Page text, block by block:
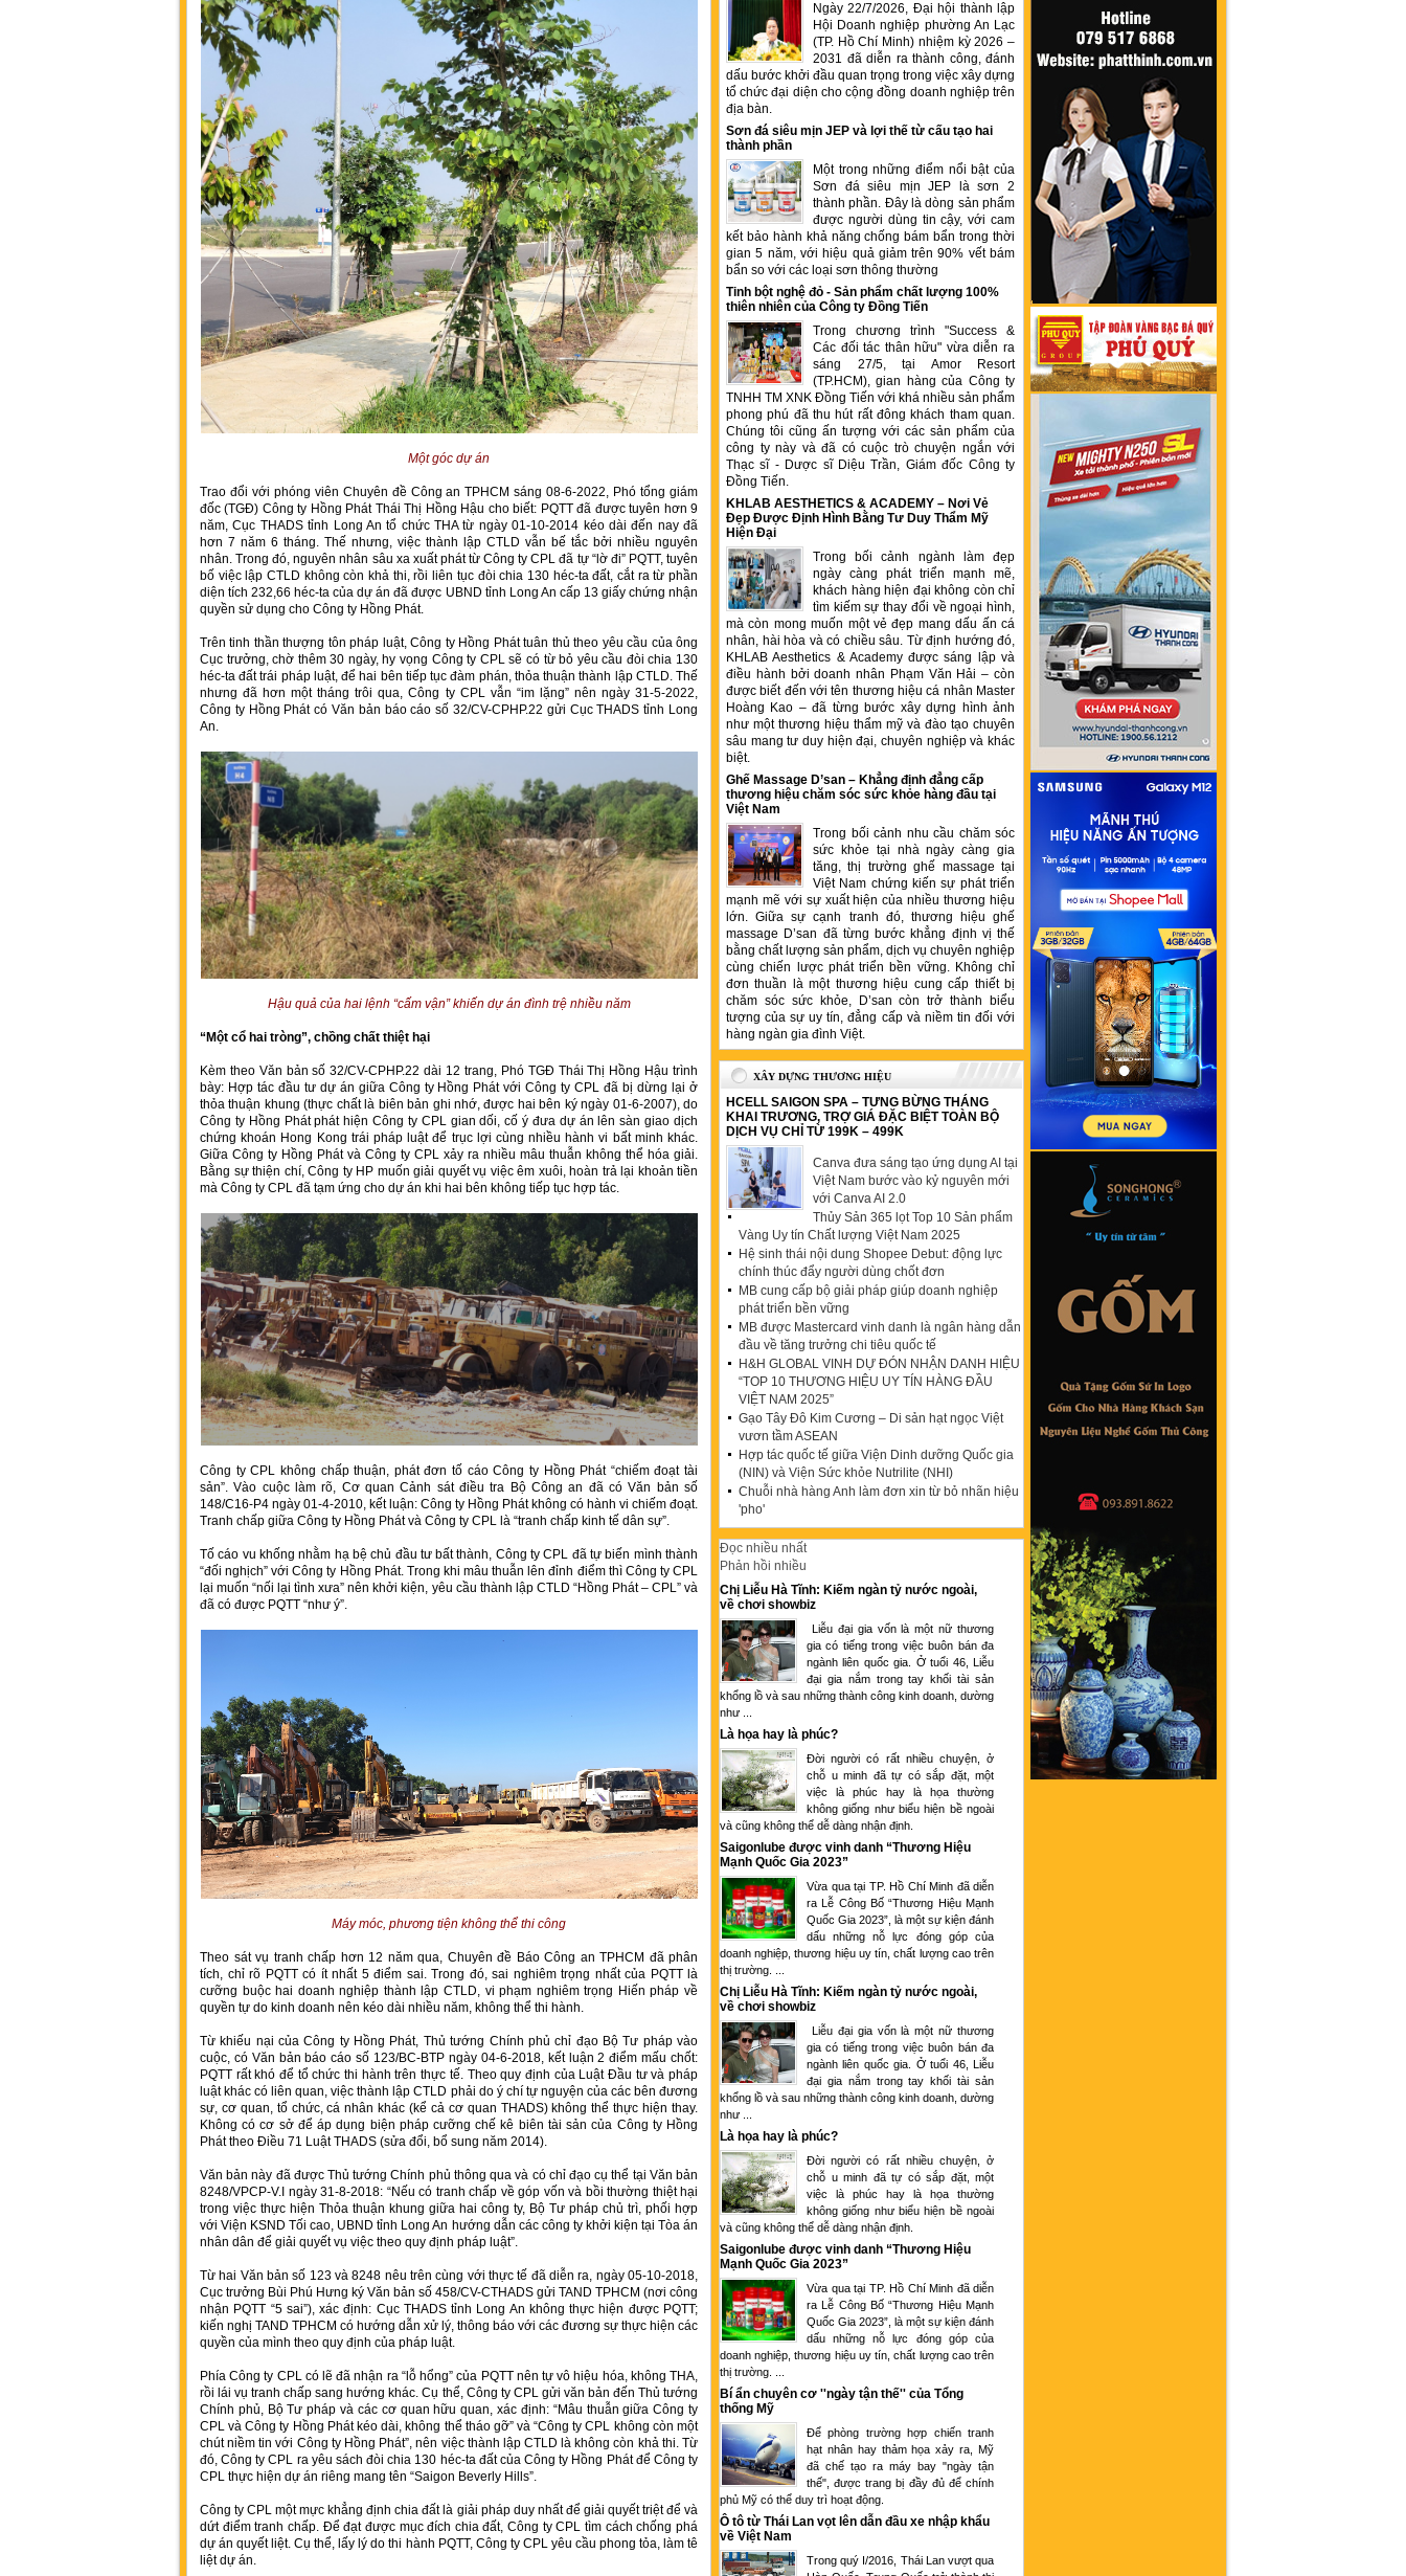
Một góc dự án
Trao đổi với phóng viên Chuyên đề Công an TPHCM sáng 08-6-2022, Phó tổng giám
đốc (TGĐ) Công ty Hồng Phát Thái Thị Hồng Hậu cho biết: PQTT đã được tuyên hơn 9
năm, Cục THADS tỉnh Long An tổ chức THA từ ngày 01-10-2014 kéo dài đến nay đã
hơn 7 năm 6 tháng. Thế nhưng, việc thành lập CTLD vẫn bế tắc bởi nhiều nguyên
nhân. Trong đó, nguyên nhân sâu xa xuất phát từ Công ty CPL đã tự “lờ đi” PQTT, tuyên
bố việc lập CTLD không còn khả thi, rồi liên tục đòi chia 130 héc-ta đất, cắt ra từ phần
diện tích 232,66 héc-ta của dự án đã được UBND tỉnh Long An cấp 13 giấy chứng nhận
quyền sử dụng cho Công ty Hồng Phát.
Trên tinh thần thượng tôn pháp luật, Công ty Hồng Phát tuân thủ theo yêu cầu của ông
Cục trưởng, chờ thêm 30 ngày, hy vọng Công ty CPL sẽ có từ bỏ yêu cầu đòi chia 130
héc-ta đất trái pháp luật, để hai bên tiếp tục đàm phán, thỏa thuận thành lập CTLD. Thế
nhưng đã hơn một tháng trôi qua, Công ty CPL vẫn “im lặng” nên ngày 31-5-2022,
Công ty Hồng Phát có Văn bản báo cáo số 32/CV-CPHP.22 gửi Cục THADS tỉnh Long
An.
Hậu quả của hai lệnh “cấm vận” khiến dự án đình trệ nhiều năm
“Một cổ hai tròng”, chồng chất thiệt hại
Kèm theo Văn bản số 32/CV-CPHP.22 dài 12 trang, Phó TGĐ Thái Thị Hồng Hậu trình
bày: Hợp tác đầu tư dự án giữa Công ty Hồng Phát với Công ty CPL đã bị dừng lại ở
thỏa thuận khung (thực chất là biên bản ghi nhớ, được hai bên ký ngày 01-6-2007), do
Công ty Hồng Phát phát hiện Công ty CPL gian dối, cố ý đưa dự án lên sàn giao dịch
chứng khoán Hong Kong trái pháp luật để trục lợi cùng nhiều hành vi bất minh khác.
Giữa Công ty Hồng Phát và Công ty CPL xảy ra nhiều mâu thuẫn không thể hóa giải.
Bằng sự thiện chí, Công ty HP muốn giải quyết vụ việc êm xuôi, hoàn trả lại khoản tiền
mà Công ty CPL đã tạm ứng cho dự án khi hai bên không tiếp tục hợp tác.
Công ty CPL không chấp thuận, phát đơn tố cáo Công ty Hồng Phát “chiếm đoạt tài
sản”. Vào cuộc làm rõ, Cơ quan Cảnh sát điều tra Bộ Công an đã có Văn bản số
148/C16-P4 ngày 01-4-2010, kết luận: Công ty Hồng Phát không có hành vi chiếm đoạt.
Tranh chấp giữa Công ty Hồng Phát và Công ty CPL là “tranh chấp kinh tế dân sự”.
Tố cáo vu khống nhằm hạ bệ chủ đầu tư bất thành, Công ty CPL đã tự biến mình thành
“đối nghịch” với Công ty Hồng Phát. Trong khi mâu thuẫn lên đỉnh điểm thì Công ty CPL
lại muốn “nối lại tình xưa” nên khởi kiện, yêu cầu thành lập CTLD “Hồng Phát – CPL” và
đã có được PQTT “như ý”.
Máy móc, phương tiện không thể thi công
Theo sát vụ tranh chấp hơn 12 năm qua, Chuyên đề Báo Công an TPHCM đã phân
tích, chỉ rõ PQTT có ít nhất 5 điểm sai. Trong đó, sai nghiêm trọng nhất của PQTT là
cưỡng buộc hai doanh nghiệp thành lập CTLD, vi phạm nghiêm trọng Hiến pháp về
quyền tự do kinh doanh nên kéo dài nhiều năm, không thể thi hành.
Từ khiếu nại của Công ty Hồng Phát, Thủ tướng Chính phủ chỉ đạo Bộ Tư pháp vào
cuộc, có Văn bản báo cáo số 123/BC-BTP ngày 04-6-2018, kết luận 2 điểm mấu chốt:
PQTT rất khó để tổ chức thi hành trên thực tế. Theo quy định của Luật Đầu tư và pháp
luật khác có liên quan, việc thành lập CTLD phải do ý chí tự nguyện của các bên đương
sự, cơ quan, tổ chức, cá nhân khác (kể cả cơ quan THADS) không thể thực hiện thay.
Không có cơ sở để áp dụng biện pháp cưỡng chế kê biên tài sản của Công ty Hồng
Phát theo Điều 71 Luật THADS (sửa đổi, bổ sung năm 2014).
Văn bản này đã được Thủ tướng Chính phủ thông qua và có chỉ đạo cụ thể tại Văn bản
8248/VPCP-V.I ngày 31-8-2018: “Nếu có tranh chấp về góp vốn và bồi thường thiệt hại
trong việc thực hiện Thỏa thuận khung giữa hai công ty, Bộ Tư pháp chủ trì, phối hợp
với Viện KSND Tối cao, UBND tỉnh Long An hướng dẫn các công ty khởi kiện tại Tòa án
nhân dân để giải quyết vụ việc theo quy định pháp luật”.
Từ hai Văn bản số 123 và 8248 nêu trên cùng với thực tế đã diễn ra, ngày 05-10-2018,
Cục trưởng Bùi Phú Hưng ký Văn bản số 458/CV-CTHADS gửi TAND TPHCM (nơi công
nhận PQTT “5 sai”), xác định: Cục THADS tỉnh Long An không thực hiện được PQTT;
kiến nghị TAND TPHCM có hướng dẫn xử lý, thông báo với các đương sự thực hiện các
quyền của mình theo quy định của pháp luật.
Phía Công ty CPL có lẽ đã nhận ra “lỗ hổng” của PQTT nên tự vô hiệu hóa, không THA,
rồi lái vụ tranh chấp sang hướng khác. Cụ thể, Công ty CPL gửi văn bản đến Thủ tướng
Chính phủ, Bộ Tư pháp và các cơ quan hữu quan, xác định: “Mâu thuẫn giữa Công ty
CPL và Công ty Hồng Phát kéo dài, không thể tháo gỡ” và “Công ty CPL không còn một
chút niềm tin với Công ty Hồng Phát”, nên việc thành lập CTLD là không còn khả thi. Từ
đó, Công ty CPL ra yêu sách đòi chia 130 héc-ta đất của Công ty Hồng Phát để Công ty
CPL thực hiện dự án riêng mang tên “Saigon Beverly Hills”.
Công ty CPL một mực khẳng định chia đất là giải pháp duy nhất để giải quyết triệt để và
dứt điểm tranh chấp. Để đạt được mục đích chia đất, Công ty CPL tìm cách chống phá
dự án quyết liệt. Cụ thể, lấy lý do thi hành PQTT, Công ty CPL yêu cầu phong tỏa, làm tê
liệt dự án.
Ngày 22/7/2026, Đại hội thành lập
Hội Doanh nghiệp phường An Lạc
(TP. Hồ Chí Minh) nhiệm kỳ 2026 –
2031 đã diễn ra thành công, đánh
dấu bước khởi đầu quan trọng trong việc xây dựng
tổ chức đại diện cho cộng đồng doanh nghiệp trên
địa bàn.
Sơn đá siêu mịn JEP và lợi thế từ cấu tạo hai
thành phần
Một trong những điểm nổi bật của
Sơn đá siêu mịn JEP là sơn 2
thành phần. Đây là dòng sản phẩm
được người dùng tin cậy, với cam
kết bảo hành khả năng chống bám bẩn trong thời
gian 5 năm, với hiệu quả giảm trên 90% vết bám
bẩn so với các loại sơn thông thường
Tinh bột nghệ đỏ - Sản phẩm chất lượng 100%
thiên nhiên của Công ty Đồng Tiến
Trong chương trình "Success &
Các đối tác thân hữu" vừa diễn ra
sáng 27/5, tại Amor Resort
(TP.HCM), gian hàng của Công ty
TNHH TM XNK Đồng Tiến với khá nhiều sản phẩm
phong phú đã thu hút rất đông khách tham quan.
Chúng tôi cũng ấn tượng với các sản phẩm của
công ty này và đã có cuộc trò chuyện ngắn với
Thạc sĩ - Dược sĩ Diệu Trần, Giám đốc Công ty
Đồng Tiến.
KHLAB AESTHETICS & ACADEMY – Nơi Vẻ
Đẹp Được Định Hình Bằng Tư Duy Thẩm Mỹ
Hiện Đại
Trong bối cảnh ngành làm đẹp
ngày càng phát triển mạnh mẽ,
khách hàng hiện đại không còn chỉ
tìm kiếm sự thay đổi về ngoại hình,
mà còn mong muốn một vẻ đẹp mang dấu ấn cá
nhân, hài hòa và có chiều sâu. Từ định hướng đó,
KHLAB Aesthetics & Academy được sáng lập và
điều hành bởi doanh nhân Phạm Văn Hải – còn
được biết đến với tên thương hiệu cá nhân Master
Hoàng Kao – đã từng bước xây dựng hình ảnh
như một thương hiệu thẩm mỹ và đào tạo chuyên
sâu mang tư duy hiện đại, chuyên nghiệp và khác
biệt.
Ghế Massage D’san – Khẳng định đẳng cấp
thương hiệu chăm sóc sức khỏe hàng đầu tại
Việt Nam
Trong bối cảnh nhu cầu chăm sóc
sức khỏe tại nhà ngày càng gia
tăng, thị trường ghế massage tại
Việt Nam chứng kiến sự phát triển
mạnh mẽ với sự xuất hiện của nhiều thương hiệu
lớn. Giữa sự cạnh tranh đó, thương hiệu ghế
massage D’san đã từng bước khẳng định vị thế
bằng chất lượng sản phẩm, dịch vụ chuyên nghiệp
cùng chiến lược phát triển bền vững. Không chỉ
đơn thuần là một thương hiệu cung cấp thiết bị
chăm sóc sức khỏe, D’san còn trở thành biểu
tượng của sự uy tín, đẳng cấp và niềm tin đối với
hàng ngàn gia đình Việt.
XÂY DỰNG THƯƠNG HIỆU
HCELL SAIGON SPA – TƯNG BỪNG THÁNG
KHAI TRƯƠNG, TRỢ GIÁ ĐẶC BIỆT TOÀN BỘ
DỊCH VỤ CHỈ TỪ 199K – 499K
Canva đưa sáng tạo ứng dụng AI tại
Việt Nam bước vào kỷ nguyên mới
với Canva AI 2.0
Thủy Sản 365 lọt Top 10 Sản phẩm
Vàng Uy tín Chất lượng Việt Nam 2025
Hệ sinh thái nội dung Shopee Debut: động lực
chính thúc đẩy người dùng chốt đơn
MB cung cấp bộ giải pháp giúp doanh nghiệp
phát triển bền vững
MB được Mastercard vinh danh là ngân hàng dẫn
đầu về tăng trưởng chi tiêu quốc tế
H&H GLOBAL VINH DỰ ĐÓN NHẬN DANH HIỆU
“TOP 10 THƯƠNG HIỆU UY TÍN HÀNG ĐẦU
VIỆT NAM 2025”
Gạo Tây Đô Kim Cương – Di sản hạt ngọc Việt
vươn tầm ASEAN
Hợp tác quốc tế giữa Viện Dinh dưỡng Quốc gia
(NIN) và Viện Sức khỏe Nutrilite (NHI)
Chuỗi nhà hàng Anh làm đơn xin từ bỏ nhãn hiệu
'pho'
Đọc nhiều nhất
Phản hồi nhiều
Chị Liễu Hà Tĩnh: Kiếm ngàn tỷ nước ngoài,
về chơi showbiz
Liễu đại gia vốn là một nữ thương
gia có tiếng trong việc buôn bán đa
ngành liên quốc gia. Ở tuổi 46, Liễu
đại gia nắm trong tay khối tài sản
khổng lồ và sau những thành công kinh doanh, dường
như ...
Là họa hay là phúc?
Đời người có rất nhiều chuyện, ở
chỗ u minh đã tự có sắp đặt, một
việc là phúc hay là họa thường
không giống như biểu hiện bề ngoài
và cũng không thể dễ dàng nhận định.
Saigonlube được vinh danh “Thương Hiệu
Mạnh Quốc Gia 2023”
Vừa qua tại TP. Hồ Chí Minh đã diễn
ra Lễ Công Bố “Thương Hiệu Mạnh
Quốc Gia 2023”, là một sự kiện đánh
dấu những nỗ lực đóng góp của
doanh nghiệp, thương hiệu uy tín, chất lượng cao trên
thị trường. ...
Chị Liễu Hà Tĩnh: Kiếm ngàn tỷ nước ngoài,
về chơi showbiz
Liễu đại gia vốn là một nữ thương
gia có tiếng trong việc buôn bán đa
ngành liên quốc gia. Ở tuổi 46, Liễu
đại gia nắm trong tay khối tài sản
khổng lồ và sau những thành công kinh doanh, dường
như ...
Là họa hay là phúc?
Đời người có rất nhiều chuyện, ở
chỗ u minh đã tự có sắp đặt, một
việc là phúc hay là họa thường
không giống như biểu hiện bề ngoài
và cũng không thể dễ dàng nhận định.
Saigonlube được vinh danh “Thương Hiệu
Mạnh Quốc Gia 2023”
Vừa qua tại TP. Hồ Chí Minh đã diễn
ra Lễ Công Bố “Thương Hiệu Mạnh
Quốc Gia 2023”, là một sự kiện đánh
dấu những nỗ lực đóng góp của
doanh nghiệp, thương hiệu uy tín, chất lượng cao trên
thị trường. ...
Bí ẩn chuyên cơ ''ngày tận thế'' của Tổng
thống Mỹ
Để phòng trường hợp chiến tranh
hạt nhân hay thảm họa xảy ra, Mỹ
đã chế tạo ra máy bay "ngày tận
thế", được trang bị đầy đủ để chính
phủ Mỹ có thể duy trì hoạt động.
Ô tô từ Thái Lan vọt lên dẫn đầu xe nhập khẩu
về Việt Nam
Trong quý I/2016, Thái Lan vượt qua